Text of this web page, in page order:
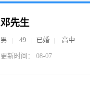
邓先生
男 49 已婚 高中
更新时间： 08-07